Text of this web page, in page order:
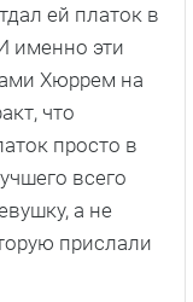
ей платок в
именно эти
Хюррем на
что
просто в
всего
а не
прислали